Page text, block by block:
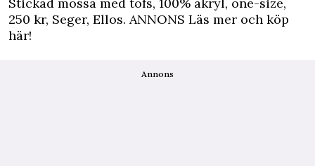
250 kr, Seger, Ellos. ANNONS Läs mer och köp
här!
Annons